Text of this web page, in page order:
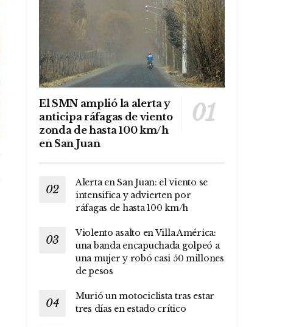
El SMN amplió la alerta y
anticipa ráfagas de viento
zonda de hasta 100 km/h
en San Juan
Alerta en San Juan: el viento se
intensifica y advierten por
ráfagas de hasta 100 km/h
Violento asalto en Villa América:
una banda encapuchada golpeó a
una mujer y robó casi 50 millones
de pesos
Murió un motociclista tras estar
tres días en estado crítico